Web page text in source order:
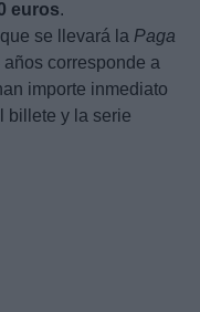
euros.
se llevará la Paga
corresponde a
importe inmediato
billete y la serie